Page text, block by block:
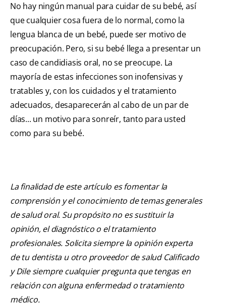
No hay ningún manual para cuidar de su bebé, así
que cualquier cosa fuera de lo normal, como la
lengua blanca de un bebé, puede ser motivo de
preocupación. Pero, si su bebé llega a presentar un
caso de candidiasis oral, no se preocupe. La
mayoría de estas infecciones son inofensivas y
tratables y, con los cuidados y el tratamiento
adecuados, desaparecerán al cabo de un par de
días... un motivo para sonreír, tanto para usted
como para su bebé.
La finalidad de este artículo es fomentar la
comprensión y el conocimiento de temas generales
de salud oral. Su propósito no es sustituir la
opinión, el diagnóstico o el tratamiento
profesionales. Solicita siempre la opinión experta
de tu dentista u otro proveedor de salud Calificado
y Dile siempre cualquier pregunta que tengas en
relación con alguna enfermedad o tratamiento
médico.